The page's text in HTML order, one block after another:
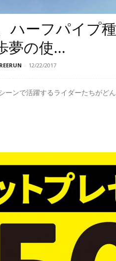
ハーフパイプ
夢の使...
- 12/22/2017
ンで活躍するライダーたちがど